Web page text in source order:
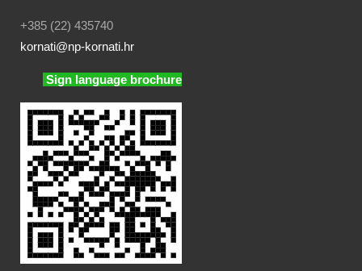
+385 (22) 435740
kornati@np-kornati.hr
Sign language brochure